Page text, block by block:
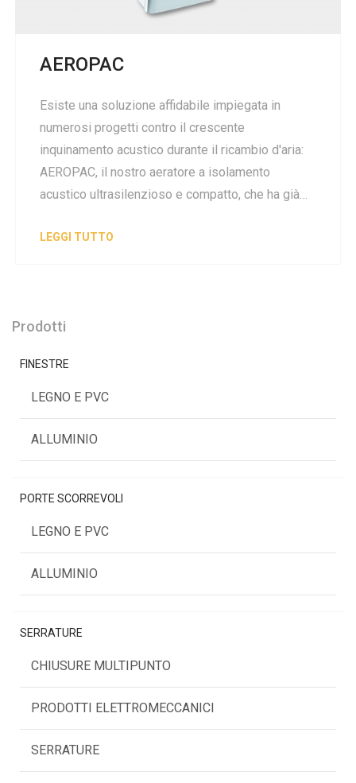
AEROPAC
Esiste una soluzione affidabile impiegata in
numerosi progetti contro il crescente
inquinamento acustico durante il ricambio d'aria:
AEROPAC, il nostro aeratore a isolamento
acustico ultrasilenzioso e compatto, che ha già…
LEGGI TUTTO
Prodotti
FINESTRE
LEGNO E PVC
ALLUMINIO
PORTE SCORREVOLI
LEGNO E PVC
ALLUMINIO
SERRATURE
CHIUSURE MULTIPUNTO
PRODOTTI ELETTROMECCANICI
SERRATURE